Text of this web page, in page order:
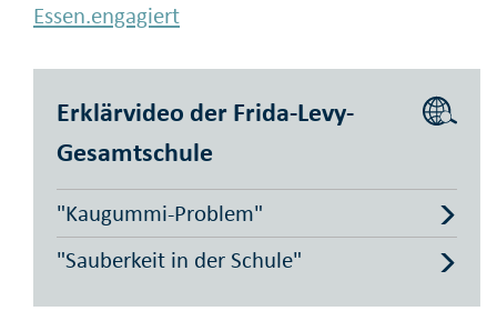
Essen.engagiert
Erklärvideo der Frida-Levy-
Gesamtschule
"Kaugummi-Problem"
"Sauberkeit in der Schule"